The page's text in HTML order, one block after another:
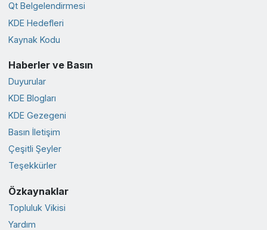
Qt Belgelendirmesi
KDE Hedefleri
Kaynak Kodu
Haberler ve Basın
Duyurular
KDE Blogları
KDE Gezegeni
Basın İletişim
Çeşitli Şeyler
Teşekkürler
Özkaynaklar
Topluluk Vikisi
Yardım